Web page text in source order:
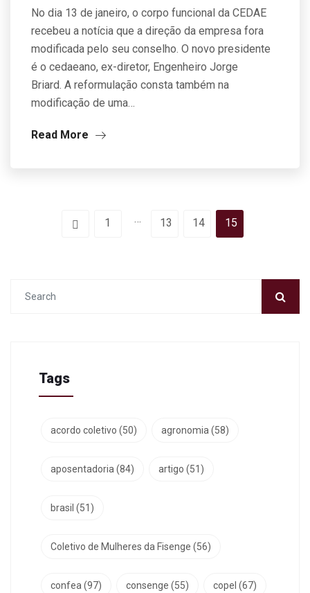
No dia 13 de janeiro, o corpo funcional da CEDAE
recebeu a notícia que a direção da empresa fora
modificada pelo seu conselho. O novo presidente
é o cedaeano, ex-diretor, Engenheiro Jorge
Briard. A reformulação consta também na
modificação de uma…
Read More
1 … 13 14 15
Tags
acordo coletivo (50) agronomia (58)
aposentadoria (84) artigo (51)
brasil (51)
Coletivo de Mulheres da Fisenge (56)
confea (97) consenge (55) copel (67)